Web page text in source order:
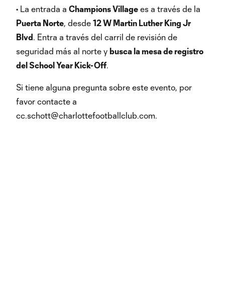
• La entrada a Champions Village es a través de la
Puerta Norte, desde 12 W Martin Luther King Jr
Blvd. Entra a través del carril de revisión de
seguridad más al norte y busca la mesa de registro
del School Year Kick-Off.
Si tiene alguna pregunta sobre este evento, por
favor contacte a
cc.schott@charlottefootballclub.com.